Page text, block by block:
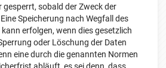
sobald der Zweck der
Speicherung nach Wegfall des
erfolgen, wenn dies gesetzlich
oder Löschung der Daten
eine durch die genannten Normen